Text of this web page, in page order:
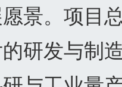
景。项目
研发与制